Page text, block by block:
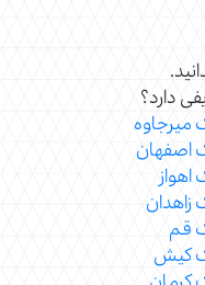
دارد؟
میرجاوه
اصفهان
زاهدان
قم
کیش